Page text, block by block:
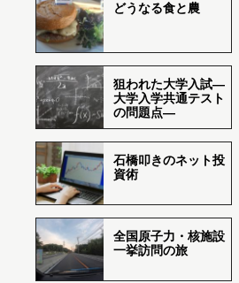
どうなる食と農
狙われた大学入試―
大学入学共通テスト
の問題点―
石橋叩きのネット投
資術
全国原子力・核施設
一挙訪問の旅